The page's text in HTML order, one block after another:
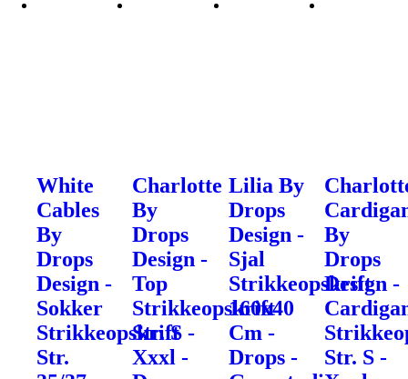
White
Cables
By
Drops
Design -
Sokker
Strikkeopskrift
Str.
Charlotte
By
Drops
Design -
Top
Strikkeopskrift
Str. S -
Xxxl -
Lilia By
Drops
Design -
Sjal
Strikkeopskrift
160x40
Cm -
Drops -
By
Drops
Design -
Str. S -